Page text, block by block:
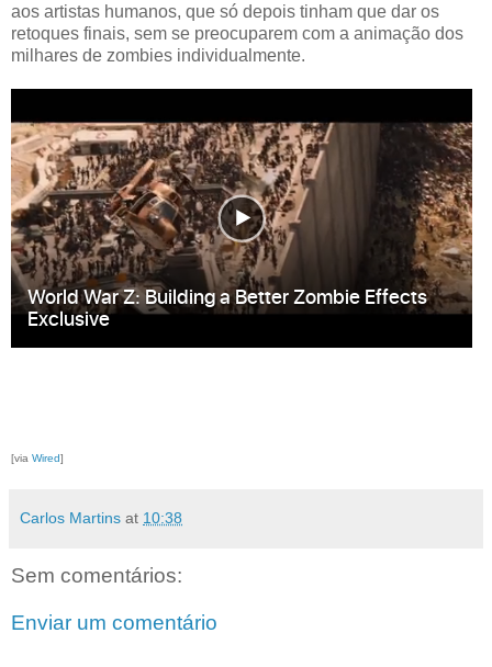
aos artistas humanos, que só depois tinham que dar os
retoques finais, sem se preocuparem com a animação dos
milhares de zombies individualmente.
[via Wired]
Carlos Martins at 10:38
Sem comentários:
Enviar um comentário